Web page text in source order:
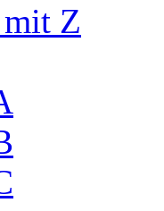
mit Z